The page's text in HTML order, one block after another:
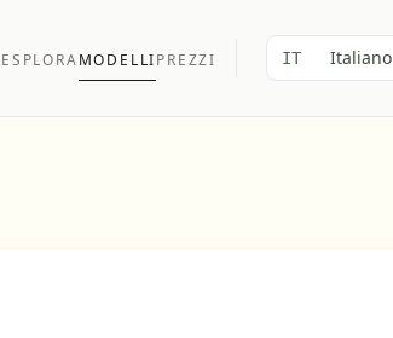
ESPLORAMODELLIPREZZI IT Italiano